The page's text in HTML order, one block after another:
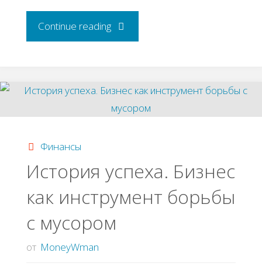
Continue reading"Как
на
сенсорном
киоске"
Финансы
История успеха. Бизнес
как инструмент борьбы
с мусором
от MoneyWman